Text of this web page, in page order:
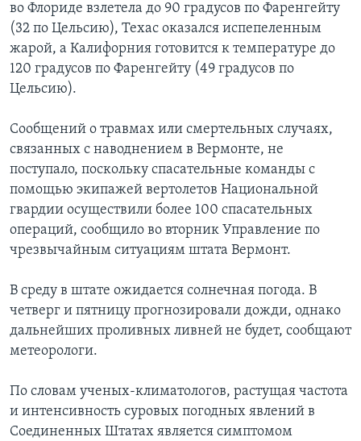
во Флориде взлетела до 90 градусов по Фаренгейту
(32 по Цельсию), Техас оказался испепеленным
жарой, а Калифорния готовится к температуре до
120 градусов по Фаренгейту (49 градусов по
Цельсию).
Сообщений о травмах или смертельных случаях,
связанных с наводнением в Вермонте, не
поступало, поскольку спасательные команды с
помощью экипажей вертолетов Национальной
гвардии осуществили более 100 спасательных
операций, сообщило во вторник Управление по
чрезвычайным ситуациям штата Вермонт.
В среду в штате ожидается солнечная погода. В
четверг и пятницу прогнозировали дожди, однако
дальнейших проливных ливней не будет, сообщают
метеорологи.
По словам ученых-климатологов, растущая частота
и интенсивность суровых погодных явлений в
Соединенных Штатах является симптомом